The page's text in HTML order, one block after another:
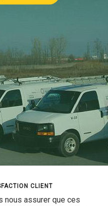
CLIENT
nous assurer que ces